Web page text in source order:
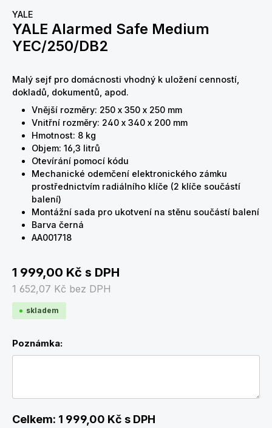
YALE
YALE Alarmed Safe Medium
YEC/250/DB2
Malý sejf pro domácnosti vhodný k uložení cenností,
dokladů, dokumentů, apod.
Vnější rozměry: 250 x 350 x 250 mm
Vnitřní rozměry: 240 x 340 x 200 mm
Hmotnost: 8 kg
Objem: 16,3 litrů
Otevírání pomocí kódu
Mechanické odemčení elektronického zámku
prostřednictvím radiálního klíče (2 klíče součástí
balení)
Montážní sada pro ukotvení na stěnu součástí balení
Barva černá
AA001718
1 999,00 Kč s DPH
1 652,07 Kč bez DPH
skladem
Poznámka:
Celkem: 1 999,00 Kč s DPH